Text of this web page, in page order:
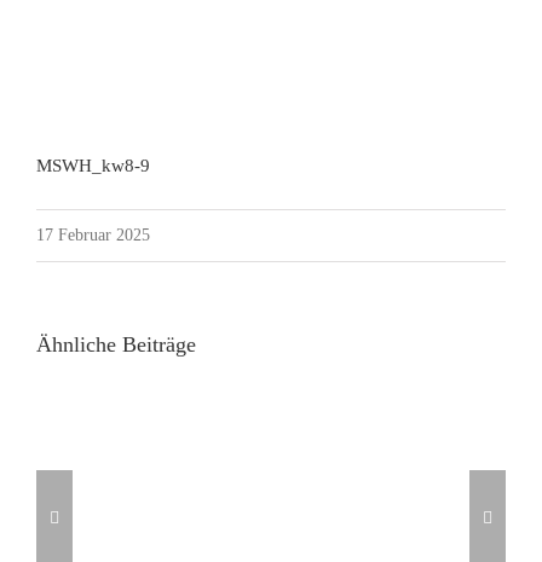
MSWH_kw8-9
17 Februar 2025
Ähnliche Beiträge